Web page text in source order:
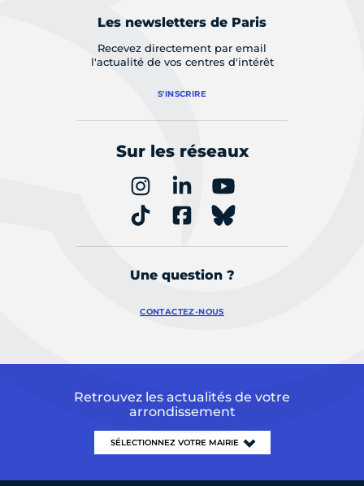
Les newsletters de Paris
Recevez directement par email
l'actualité de vos centres d'intérêt
S'INSCRIRE
Sur les réseaux
Une question ?
CONTACTEZ-NOUS
Retrouvez les actualités de votre
arrondissement